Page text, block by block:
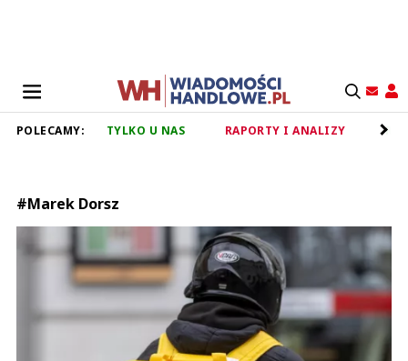
POLECAMY: TYLKO U NAS RAPORTY I ANALIZY
#Marek Dorsz